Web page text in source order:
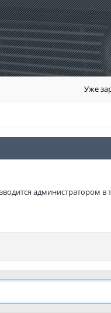
Уже
администратором